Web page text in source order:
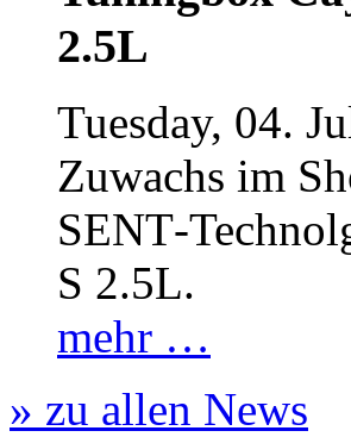
2.5L
Tuesday, 04.
Zuwachs im
S 2.5L.
mehr …
» zu allen News